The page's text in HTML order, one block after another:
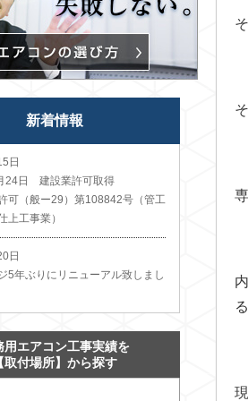
新着情報
日
24日 建設業許可取得
可（般ー29）第108842号（管工
上工事業）
日
5年ぶりにリニューアル致しまし
用エアコン工事実績を
【取付場所】から探す